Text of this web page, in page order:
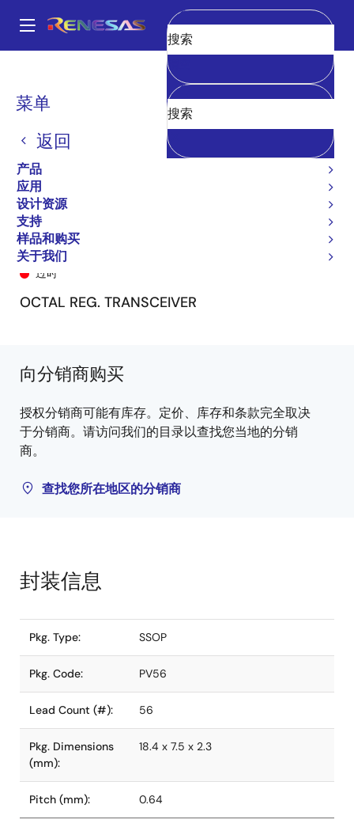
到
Main
navigation
菜单
返回
产品
应用
设计资源
支持
样品和购买
关于我们
清空
面
屑
74FCT162952T
74FCT162952CTPV8
过时
OCTAL REG. TRANSCEIVER
向分销商购买
授权分销商可能有库存。定价、库存和条款完全取决
于分销商。请访问我们的目录以查找您当地的分销
商。
查找您所在地区的分销商
封装信息
Pkg. Type: SSOP
Pkg. Code: PV56
Lead Count (#): 56
Pkg. Dimensions
(mm):
18.4 x 7.5 x 2.3
Pitch (mm): 0.64